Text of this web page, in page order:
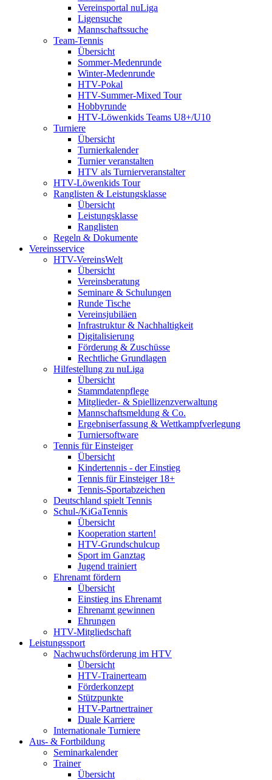
Vereinsportal nuLiga
Ligensuche
Mannschaftssuche
Team-Tennis
Übersicht
Sommer-Medenrunde
Winter-Medenrunde
HTV-Pokal
HTV-Summer-Mixed Tour
Hobbyrunde
HTV-Löwenkids Teams U8+/U10
Turniere
Übersicht
Turnierkalender
Turnier veranstalten
HTV als Turnierveranstalter
HTV-Löwenkids Tour
Ranglisten & Leistungsklasse
Übersicht
Leistungsklasse
Ranglisten
Regeln & Dokumente
Vereinsservice
HTV-VereinsWelt
Übersicht
Vereinsberatung
Seminare & Schulungen
Runde Tische
Vereinsjubiläen
Infrastruktur & Nachhaltigkeit
Digitalisierung
Förderung & Zuschüsse
Rechtliche Grundlagen
Hilfestellung zu nuLiga
Übersicht
Stammdatenpflege
Mitglieder- & Spiellizenzverwaltung
Mannschaftsmeldung & Co.
Ergebniserfassung & Wettkampfverlegung
Turniersoftware
Tennis für Einsteiger
Übersicht
Kindertennis - der Einstieg
Tennis für Einsteiger 18+
Tennis-Sportabzeichen
Deutschland spielt Tennis
Schul-/KiGaTennis
Übersicht
Kooperation starten!
HTV-Grundschulcup
Sport im Ganztag
Jugend trainiert
Ehrenamt fördern
Übersicht
Einstieg ins Ehrenamt
Ehrenamt gewinnen
Ehrungen
HTV-Mitgliedschaft
Leistungssport
Nachwuchsförderung im HTV
Übersicht
HTV-Trainerteam
Förderkonzept
Stützpunkte
HTV-Partnertrainer
Duale Karriere
Internationale Turniere
Aus- & Fortbildung
Seminarkalender
Trainer
Übersicht